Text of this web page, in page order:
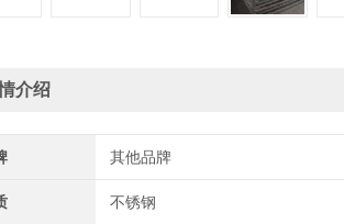
介绍
其他品牌
不锈钢